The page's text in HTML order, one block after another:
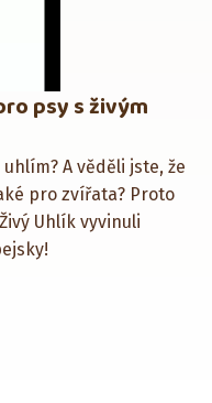
psy s živým
A věděli jste, že
pro zvířata? Proto
Uhlík vyvinuli